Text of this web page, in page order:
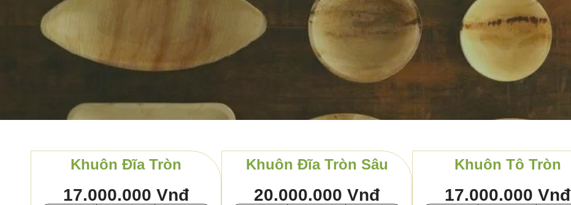
Khuôn Đĩa Tròn
17.000.000 Vnđ
Khuôn Đĩa Tròn Sâu
20.000.000 Vnđ
Khuôn Tô Tròn
17.000.000 Vnđ